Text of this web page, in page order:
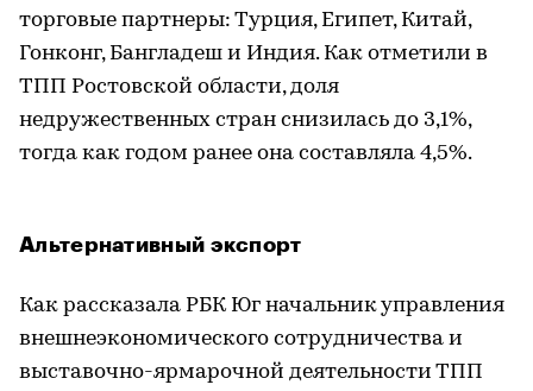
торговые партнеры: Турция, Египет, Китай,
Гонконг, Бангладеш и Индия. Как отметили в
ТПП Ростовской области, доля
недружественных стран снизилась до 3,1%,
тогда как годом ранее она составляла 4,5%.
Альтернативный экспорт
Как рассказала РБК Юг начальник управления
внешнеэкономического сотрудничества и
выставочно-ярмарочной деятельности ТПП